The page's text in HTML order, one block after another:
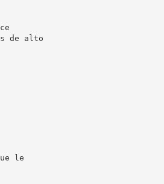
de alto
le